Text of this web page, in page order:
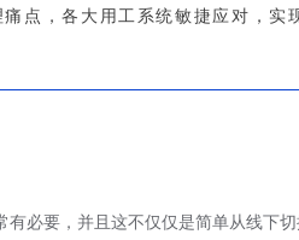
点，各大用工系统敏捷应对，实
必要，并且这不仅仅是简单从线下